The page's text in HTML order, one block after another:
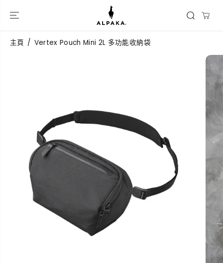
跳到內容
主頁 Vertex Pouch Mini 2L 多功能收納袋